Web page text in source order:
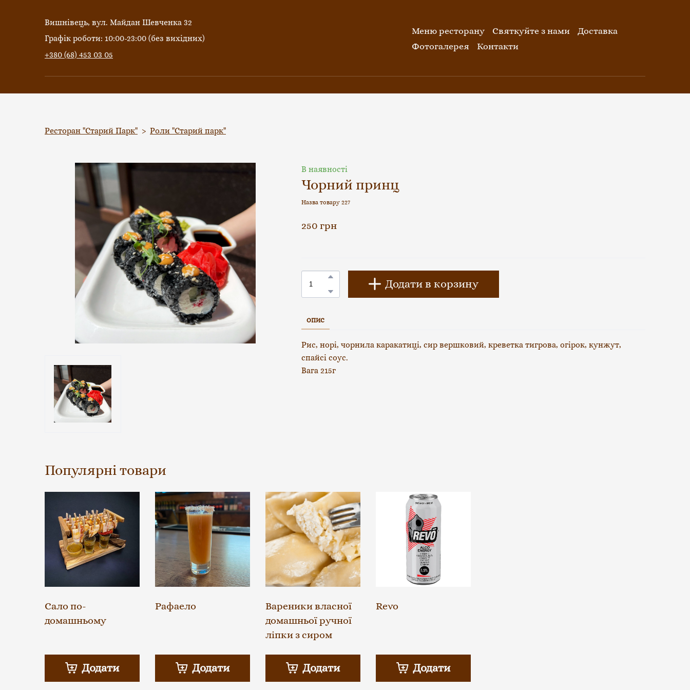
Вишнівець, вул. Майдан Шевченка 32
Графік роботи: 10:00-23:00 (без вихідних)
+380 (68) 453 03 05
Меню ресторану Святкуйте з нами
Доставка
Фотогалерея
Контакти
Ресторан "Старий Парк" Роли "Старий парк"
В наявності
Чорний принц
Назва товару 227
250 грн
Додати в корзину
ОПИС
Рис, норі, чорнила каракатиці, сир вершковий, креветка тигрова, огірок, кунжут,
спайсі соус.
Вага 215г
Популярні товари
Сало по-
домашньому
Додати
Рафаело
Додати
Вареники власної
домашньої ручної
ліпки з сиром
Додати
Revo
Додати